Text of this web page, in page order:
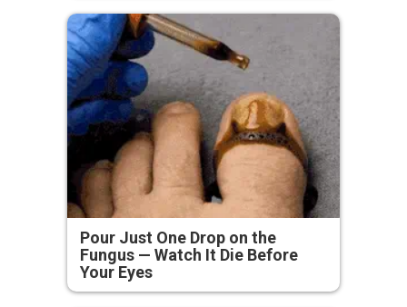
Pour Just One Drop on the
Fungus — Watch It Die Before
Your Eyes